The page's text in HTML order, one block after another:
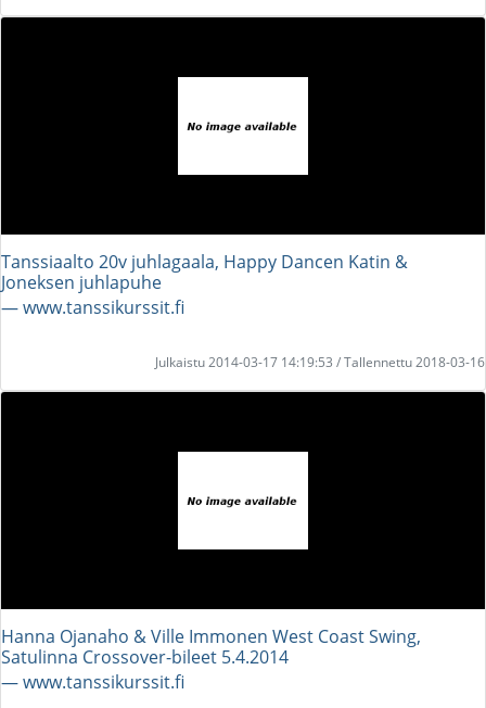
Tanssiaalto 20v juhlagaala, Happy Dancen Katin &
Joneksen juhlapuhe
― www.tanssikurssit.fi
Julkaistu 2014-03-17 14:19:53 / Tallennettu 2018-03-16
Hanna Ojanaho & Ville Immonen West Coast Swing,
Satulinna Crossover-bileet 5.4.2014
― www.tanssikurssit.fi